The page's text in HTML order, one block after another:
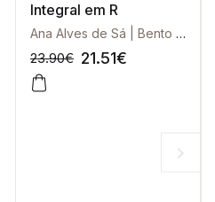
-10%
Integral em R
Ana Alves de Sá | Bento Louro
23.90€ 21.51€